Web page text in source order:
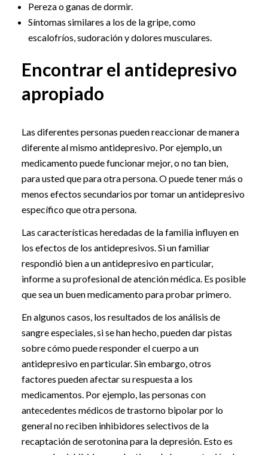
Pereza o ganas de dormir.
Síntomas similares a los de la gripe, como
escalofríos, sudoración y dolores musculares.
Encontrar el antidepresivo
apropiado
Las diferentes personas pueden reaccionar de manera
diferente al mismo antidepresivo. Por ejemplo, un
medicamento puede funcionar mejor, o no tan bien,
para usted que para otra persona. O puede tener más o
menos efectos secundarios por tomar un antidepresivo
específico que otra persona.
Las características heredadas de la familia influyen en
los efectos de los antidepresivos. Si un familiar
respondió bien a un antidepresivo en particular,
informe a su profesional de atención médica. Es posible
que sea un buen medicamento para probar primero.
En algunos casos, los resultados de los análisis de
sangre especiales, si se han hecho, pueden dar pistas
sobre cómo puede responder el cuerpo a un
antidepresivo en particular. Sin embargo, otros
factores pueden afectar su respuesta a los
medicamentos. Por ejemplo, las personas con
antecedentes médicos de trastorno bipolar por lo
general no reciben inhibidores selectivos de la
recaptación de serotonina para la depresión. Esto es